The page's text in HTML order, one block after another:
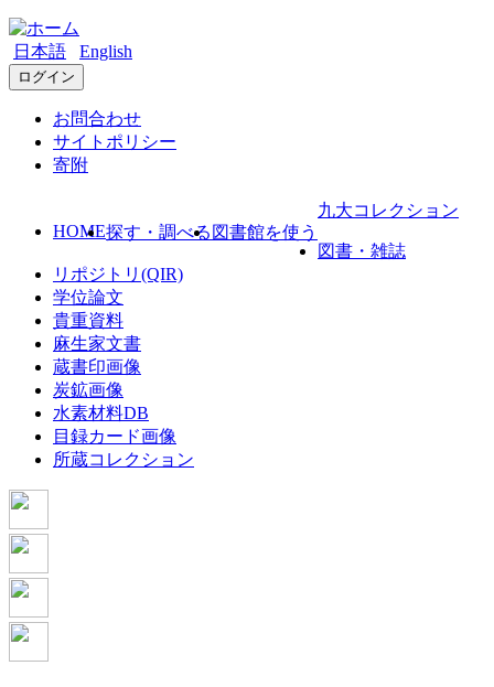
日本語 English
ログイン
お問合わせ
サイトポリシー
寄附
HOME探す・調べる 図書館を使う
九大コレクション
図書・雑誌
リポジトリ(QIR)
学位論文
貴重資料
麻生家文書
蔵書印画像
炭鉱画像
水素材料DB
目録カード画像
所蔵コレクション